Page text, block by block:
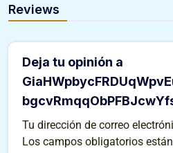
Reviews
Deja tu opinión a
Tu dirección de correo
Los campos obligatorios